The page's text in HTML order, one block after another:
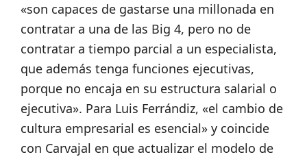
«son capaces de gastarse una millonada en
contratar a una de las Big 4, pero no de
contratar a tiempo parcial a un especialista,
que además tenga funciones ejecutivas,
porque no encaja en su estructura salarial o
ejecutiva». Para Luis Ferrándiz, «el cambio de
cultura empresarial es esencial» y coincide
con Carvajal en que actualizar el modelo de